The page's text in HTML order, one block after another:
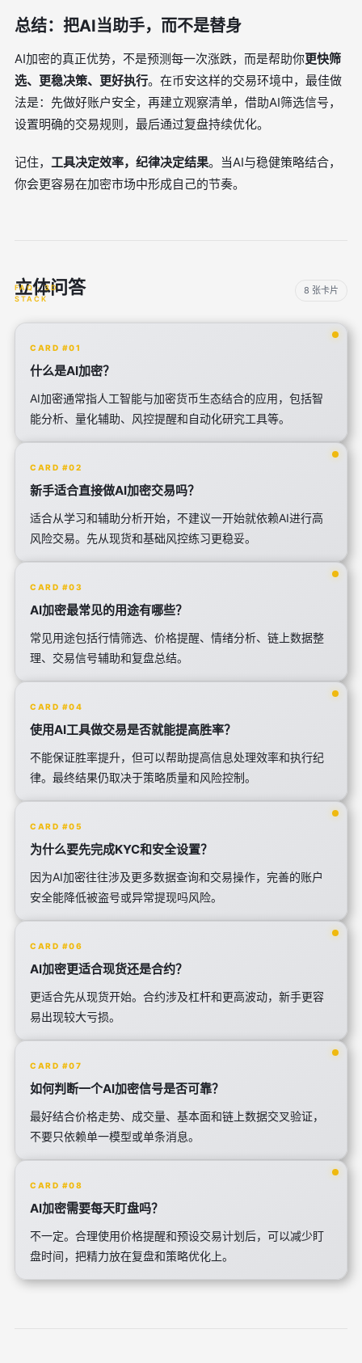
总结：把AI当助手，而不是替身
AI加密的真正优势，不是预测每一次涨跌，而是帮助你更快筛
选、更稳决策、更好执行。在币安这样的交易环境中，最佳做
法是：先做好账户安全，再建立观察清单，借助AI筛选信号，
设置明确的交易规则，最后通过复盘持续优化。
记住， 工具决定效率，纪律决定结果。当AI与稳健策略结合，
你会更容易在加密市场中形成自己的节奏。
立体问答 8 张卡片
CARD #01
什么是AI加密？
AI加密通常指人工智能与加密货币生态结合的应用，包括智
能分析、量化辅助、风控提醒和自动化研究工具等。
CARD #02
新手适合直接做AI加密交易吗？
适合从学习和辅助分析开始，不建议一开始就依赖AI进行高
风险交易。先从现货和基础风控练习更稳妥。
CARD #03
AI加密最常见的用途有哪些？
常见用途包括行情筛选、价格提醒、情绪分析、链上数据整
理、交易信号辅助和复盘总结。
CARD #04
使用AI工具做交易是否就能提高胜率？
不能保证胜率提升，但可以帮助提高信息处理效率和执行纪
律。最终结果仍取决于策略质量和风险控制。
CARD #05
为什么要先完成KYC和安全设置？
因为AI加密往往涉及更多数据查询和交易操作，完善的账户
安全能降低被盗号或异常提现吗风险。
CARD #06
AI加密更适合现货还是合约？
更适合先从现货开始。合约涉及杠杆和更高波动，新手更容
易出现较大亏损。
CARD #07
如何判断一个AI加密信号是否可靠？
最好结合价格走势、成交量、基本面和链上数据交叉验证，
不要只依赖单一模型或单条消息。
CARD #08
AI加密需要每天盯盘吗？
不一定。合理使用价格提醒和预设交易计划后，可以减少盯
盘时间，把精力放在复盘和策略优化上。